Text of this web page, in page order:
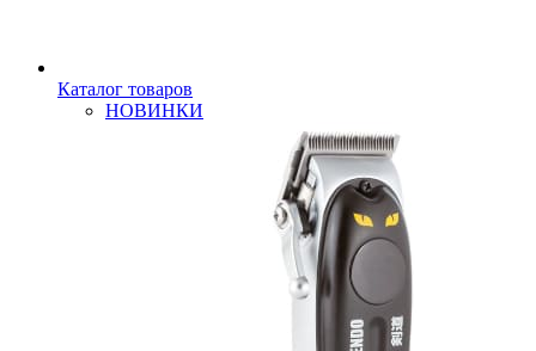
Каталог товаров
НОВИНКИ